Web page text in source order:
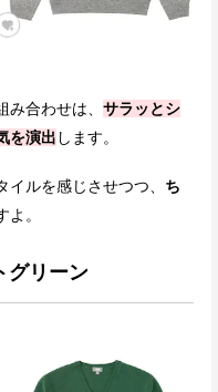
合わせは、 サラッとシ
を演出 します。
ルを感じさせつつ、 ち
よ。
グリーン